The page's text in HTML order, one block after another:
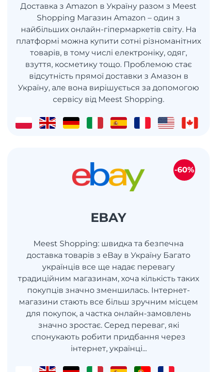
Доставка з Amazon в Україну разом з Meest
Shopping Магазин Amazon – один з
найбільших онлайн-гіпермаркетів світу. На
платформі можна купити сотні різноманітних
товарів, в тому числі електроніку, одяг,
взуття, косметику тощо. Проблемою стає
відсутність прямої доставки з Амазон в
Україну, але вона вирішується за допомогою
сервісу від Meest Shopping.
EBAY
Meest Shopping: швидка та безпечна
доставка товарів з eBay в Україну Багато
українців все ще надає перевагу
традиційним магазинам, хоча кількість таких
покупців значно зменшилась. Інтернет-
магазини стають все більш зручним місцем
для покупок, а частка онлайн-замовлень
значно зростає. Серед переваг, які
спонукають робити придбання через
інтернет, українці...
-60%